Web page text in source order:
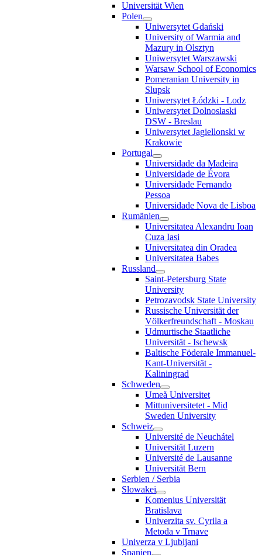
Universität Wien
Polen
Uniwersytet Gdański
University of Warmia and
Mazury in Olsztyn
Uniwersytet Warszawski
Warsaw School of Economics
Pomeranian University in
Slupsk
Uniwersytet Łódzki - Lodz
Uniwersytet Dolnoslaski
DSW - Breslau
Uniwersytet Jagiellonski w
Krakowie
Portugal
Universidade da Madeira
Universidade de Évora
Universidade Fernando
Pessoa
Universidade Nova de Lisboa
Rumänien
Universitatea Alexandru Ioan
Cuza Iasi
Universitatea din Oradea
Universitatea Babes
Russland
Saint-Petersburg State
University
Petrozavodsk State University
Russische Universität der
Völkerfreundschaft - Moskau
Udmurtische Staatliche
Universität - Ischewsk
Baltische Föderale Immanuel-
Kant-Universität -
Kaliningrad
Schweden
Umeå Universitet
Mittuniversitetet - Mid
Sweden University
Schweiz
Université de Neuchátel
Universität Luzern
Université de Lausanne
Universität Bern
Serbien / Serbia
Slowakei
Komenius Universität
Bratislava
Univerzita sv. Cyrila a
Metoda v Trnave
Univerza v Ljubljani
Spanien